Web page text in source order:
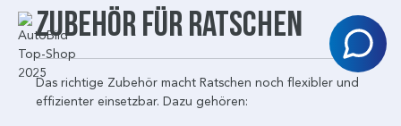
Zubehör für Ratschen
Das richtige Zubehör macht Ratschen noch flexibler und
effizienter einsetzbar. Dazu gehören: